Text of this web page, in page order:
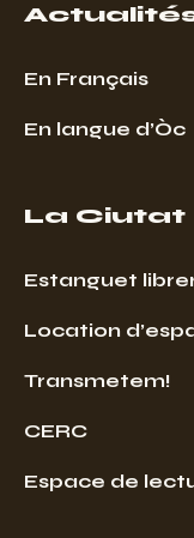
En Français
En langue d’Òc
La Ciutat
Estanguet
Location
Transmetem!
CERC
Espace de